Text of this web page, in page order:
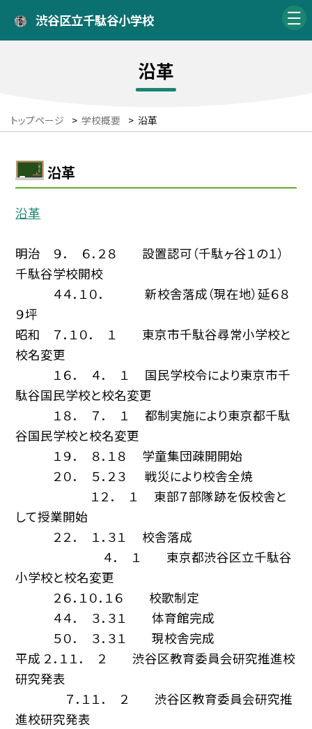
渋谷区立千駄谷小学校
沿革
トップページ > 学校概要 > 沿革
沿革
沿革
明治 ９． ６．２８ 設置認可（千駄ヶ谷１の１）
千駄谷学校開校
４４．１０． 新校舎落成（現在地）延６８
９坪
昭和 ７．１０． １ 東京市千駄谷尋常小学校と
校名変更
１６． ４． １ 国民学校令により東京市千
駄谷国民学校と校名変更
１８． ７． １ 都制実施により東京都千駄
谷国民学校と校名変更
１９． ８．１８ 学童集団疎開開始
２０． ５．２３ 戦災により校舎全焼
１２． １ 東部７部隊跡を仮校舎と
して授業開始
２２． １．３１ 校舎落成
４． １ 東京都渋谷区立千駄谷
小学校と校名変更
２６．１０．１６ 校歌制定
４４． ３．３１ 体育館完成
５０． ３．３１ 現校舎完成
平成 ２．１１． ２ 渋谷区教育委員会研究推進校
研究発表
７．１１． ２ 渋谷区教育委員会研究推
進校研究発表